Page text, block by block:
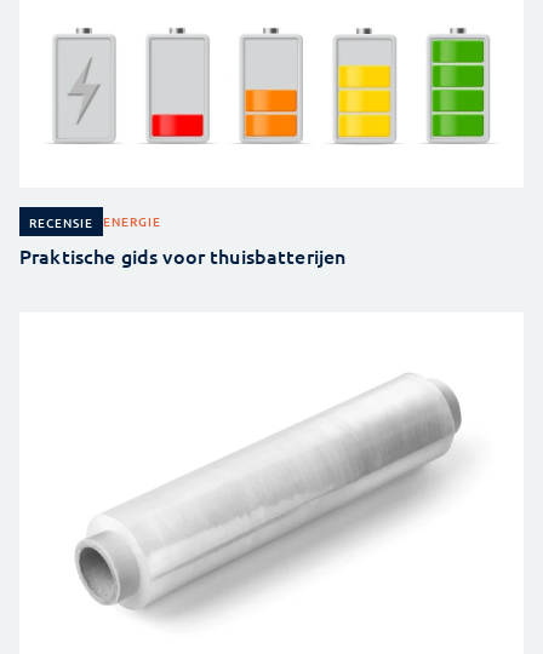
RECENSIE ENERGIE
Praktische gids voor thuisbatterijen